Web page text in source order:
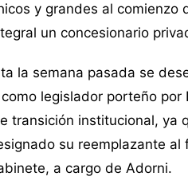
y grandes al comienzo
un concesionario
la semana pasada se
legislador porteño por
transición institucional, ya
su reemplazante al
a cargo de Adorni.